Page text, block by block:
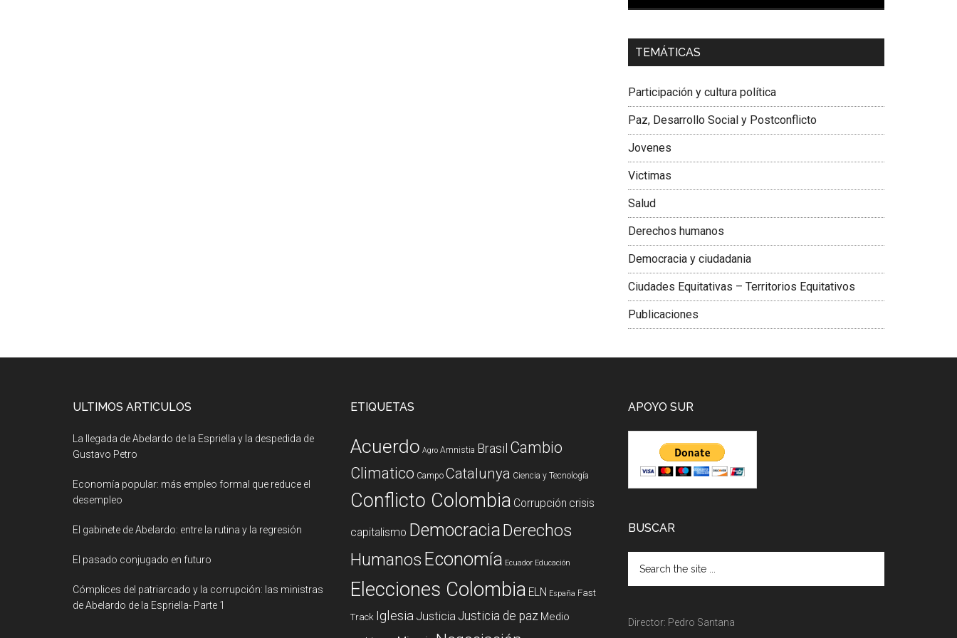
Dra. Carolina Corcho Mejía,
Latinoamericana Sur, Vicepresidenta Federación
TEMÁTICAS
Participación y cultura política
Paz, Desarrollo Social y Postconflicto
Jovenes
Victimas
Salud
Derechos humanos
Democracia y ciudadania
Ciudades Equitativas – Territorios Equitativos
Publicaciones
ULTIMOS ARTICULOS
La llegada de Abelardo de la Espriella y la despedida de
Gustavo Petro
Economía popular: más empleo formal que reduce el
desempleo
El gabinete de Abelardo: entre la rutina y la regresión
El pasado conjugado en futuro
Cómplices del patriarcado y la corrupción: las ministras
de Abelardo de la Espriella- Parte 1
ETIQUETAS
Acuerdo Agro Amnistia Brasil Cambio
Climatico Campo Catalunya Ciencia y Tecnología
Conflicto Colombia Corrupción crisis
capitalismo DemocraciaDerechos
Humanos Economía Ecuador Educación
Elecciones Colombia ELN España Fast
Track Iglesia Justicia Justicia de paz Medio
APOYO SUR
BUSCAR
Director: Pedro Santana